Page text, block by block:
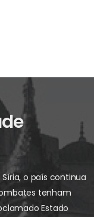
Síria, o país continua
tenham
Estado